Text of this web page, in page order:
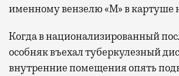
именному вензелю «М» в картуше
Когда в национализированный
особняк въехал туберкулезный
внутренние помещения опять